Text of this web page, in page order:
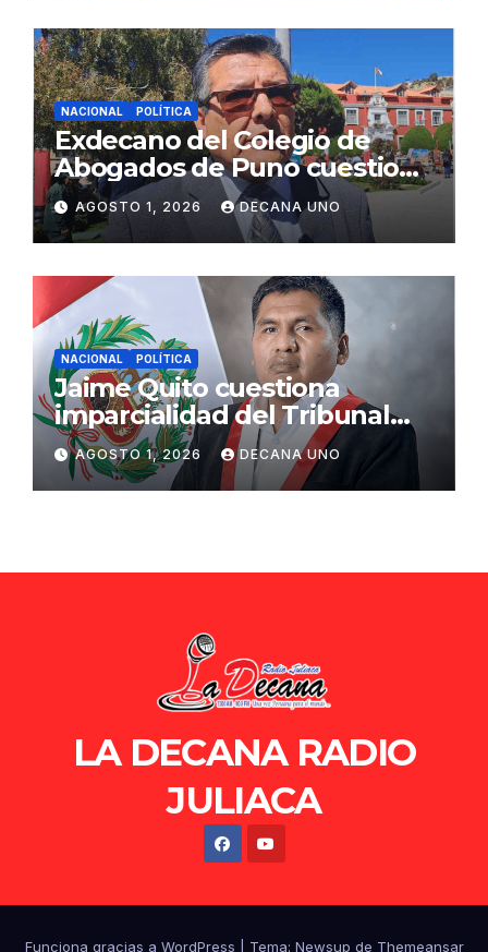
NACIONAL POLÍTICA
Exdecano del Colegio de
Abogados de Puno cuestiona
propuestas sobre seguridad
ciudadana
AGOSTO 1, 2026 DECANA UNO
NACIONAL POLÍTICA
Jaime Quito cuestiona
imparcialidad del Tribunal
Constitucional tras liberación
de Ollanta Humala
AGOSTO 1, 2026 DECANA UNO
LA DECANA RADIO
JULIACA
Funciona gracias a WordPress Tema: Newsup de Themeansar